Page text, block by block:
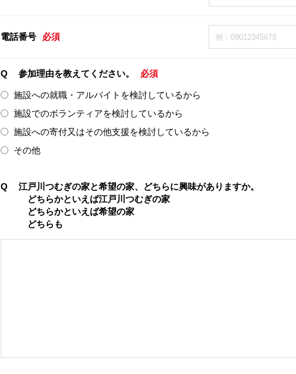
電話番号 必須
Q 参加理由を教えてください。 必須
施設への就職・アルバイトを検討しているから
施設でのボランティアを検討しているから
施設への寄付又はその他支援を検討しているから
その他
Q
江戸川つむぎの家と希望の家、どちらに興味がありますか。
どちらかといえば江戸川つむぎの家
どちらかといえば希望の家
どちらも